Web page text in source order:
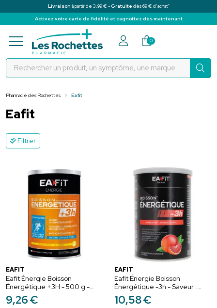
Livraison à partir de 3,99 € -Gratuite dès 69 € d’achat*
Activez votre carte de fidélité et cagnottez dès maintenant
Pharmacie des Rochettes Votre
0
Pharmacie des Rochettes Eafit
Eafit
Filtrer
EAFIT
Eafit Énergie Boisson
Énergétique +3H - 500 g -
Hydratation & Endurance
9,26€
EAFIT
Eafit Énergie Boisson
Énergétique -3h - Saveur :
Orange Sanguine - Efforts
Intensifs - 500 g
10,58€